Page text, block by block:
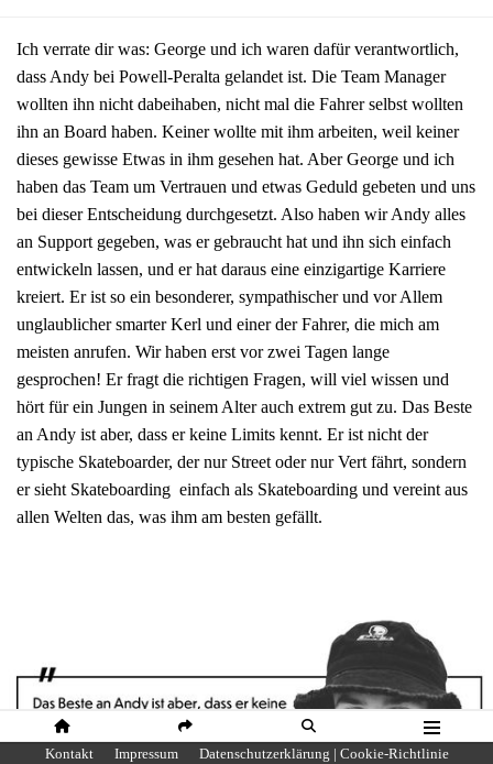
HOME SHARE SUCHE MENÜ
Ich verrate dir was: George und ich waren dafür verantwortlich,
dass Andy bei Powell-Peralta gelandet ist. Die Team Manager
wollten ihn nicht dabeihaben, nicht mal die Fahrer selbst wollten
ihn an Board haben. Keiner wollte mit ihm arbeiten, weil keiner
dieses gewisse Etwas in ihm gesehen hat. Aber George und ich
haben das Team um Vertrauen und etwas Geduld gebeten und uns
bei dieser Entscheidung durchgesetzt. Also haben wir Andy alles
an Support gegeben, was er gebraucht hat und ihn sich einfach
entwickeln lassen, und er hat daraus eine einzigartige Karriere
kreiert. Er ist so ein besonderer, sympathischer und vor Allem
unglaublicher smarter Kerl und einer der Fahrer, die mich am
meisten anrufen. Wir haben erst vor zwei Tagen lange
gesprochen! Er fragt die richtigen Fragen, will viel wissen und
hört für ein Jungen in seinem Alter auch extrem gut zu. Das Beste
an Andy ist aber, dass er keine Limits kennt. Er ist nicht der
typische Skateboarder, der nur Street oder nur Vert fährt, sondern
er sieht Skateboarding einfach als Skateboarding und vereint aus
allen Welten das, was ihm am besten gefällt.
Kontakt Impressum Datenschutzerklärung | Cookie-Richtlinie